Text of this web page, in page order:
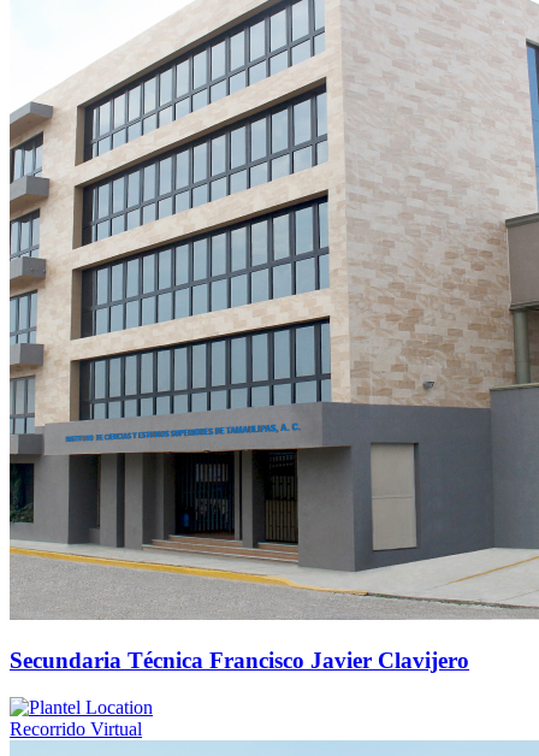
Secundaria Técnica Francisco Javier Clavijero
Recorrido Virtual